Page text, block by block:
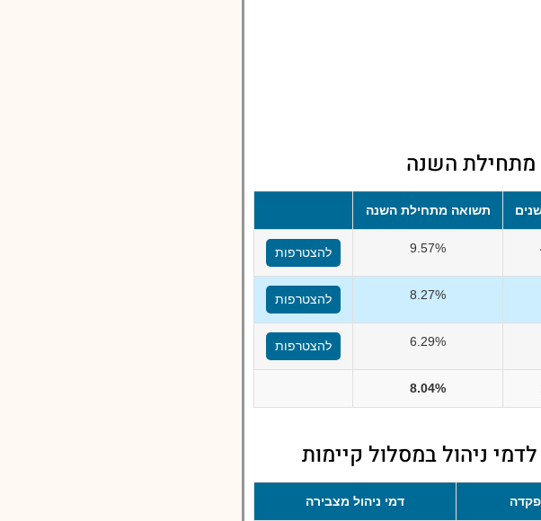
מתחילת השנה
תשואה מתחילת השנה
9.57% להצטרפות
8.27% להצטרפות
6.29% להצטרפות
8.04%
ניהול במסלול קיימות
דמי ניהול מצבירה